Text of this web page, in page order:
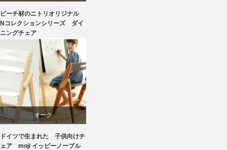
椅子
ダイニング
ニトリ
ビーチ
ライフスタイル
リビングダイニング
ビーチ材のニトリオリジナル
Nコレクションシリーズ ダイ
ニングチェア
オーク
学習椅子
ドイツで生まれた 子供向けチ
ェア moji イッピーノーブル